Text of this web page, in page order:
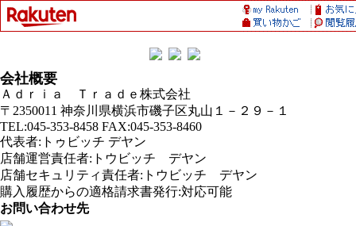
会社概要
Ａｄｒｉａ Ｔｒａｄｅ株式会社
〒2350011 神奈川県横浜市磯子区丸山１－２９－１
TEL:045-353-8458 FAX:045-353-8460
代表者:トゥビッチ デヤン
店舗運営責任者:トウビッチ デヤン
店舗セキュリティ責任者:トウビッチ デヤン
購入履歴からの適格請求書発行:対応可能
お問い合わせ先